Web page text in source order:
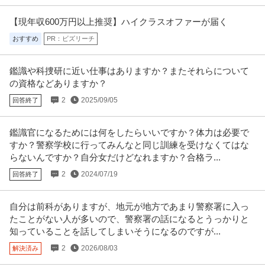
提供：ビズリーチ
御茶ノ水／社会課題の構造化ライター（記者職）在宅勤務中心土
日祝休み
株式会社Ｒｉｄｉｌｏｖｅｒ
年収400万円〜690万円
株式会社Ｒｉｄｉｌｏｖｅｒ 【御茶ノ水】社会課題の構造化ライター（記者
職）◆在宅勤務中心◎土日祝休 …続きを見る
サビ管 研修修了証必須／サービス管理責任者／土日祝休み／就労
移行・定着支援
株式会社Kaien/Kaien秋葉原
正社員 交通費支給 昇給あり 土日休み
月給31.8万円〜38.9万円
就労移行支援事業所にてサービス管理責任者の募集です＠千代田区 【業務内
提供：ケア人材バンク
この条件の求人をもっと見る
【現年収600万円以上推奨】ハイクラスオファーが届く
おすすめ PR：ビズリーチ
鑑識や科捜研に近い仕事はありますか？またそれらについて
の資格などありますか？
回答終了 2 2025/09/05
鑑識官になるためには何をしたらいいですか？体力は必要で
すか？警察学校に行ってみんなと同じ訓練を受けなくてはな
らないんですか？自分女だけどなれますか？合格ラ...
回答終了 2 2024/07/19
自分は前科がありますが、地元が地方であまり警察署に入っ
たことがない人が多いので、警察署の話になるとうっかりと
知っていることを話してしまいそうになるのですが...
解決済み 2 2026/08/03